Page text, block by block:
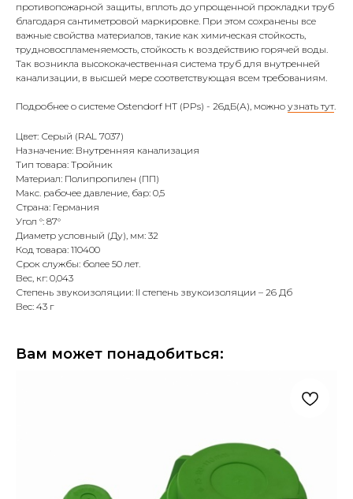
противопожарной защиты, вплоть до упрощенной прокладки труб
благодаря сантиметровой маркировке. При этом сохранены все
важные свойства материалов, такие как химическая стойкость,
трудновоспламеняемость, стойкость к воздействию горячей воды.
Так возникла высококачественная система труб для внутренней
канализации, в высшей мере соответствующая всем требованиям.
Подробнее о системе Ostendorf HT (PPs) - 26дБ(А), можно узнать тут.
Цвет: Серый (RAL 7037)
Назначение: Внутренняя канализация
Тип товара: Тройник
Материал: Полипропилен (ПП)
Макс. рабочее давление, бар: 0,5
Страна: Германия
Угол °: 87°
Диаметр условный (Ду), мм: 32
Код товара: 110400
Срок службы: более 50 лет.
Вес, кг: 0,043
Степень звукоизоляции: II степень звукоизоляции – 26 Дб
Вес: 43 г
Вам может понадобиться: